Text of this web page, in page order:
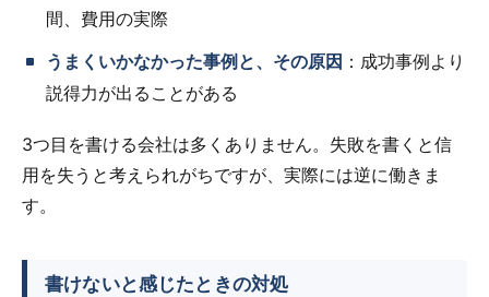
間、費用の実際
うまくいかなかった事例と、その原因 ：成功事例より
説得力が出ることがある
3つ目を書ける会社は多くありません。失敗を書くと信
用を失うと考えられがちですが、実際には逆に働きま
す。
書けないと感じたときの対処